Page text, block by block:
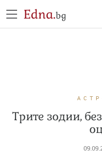
Edna.bg
Трите зодии,